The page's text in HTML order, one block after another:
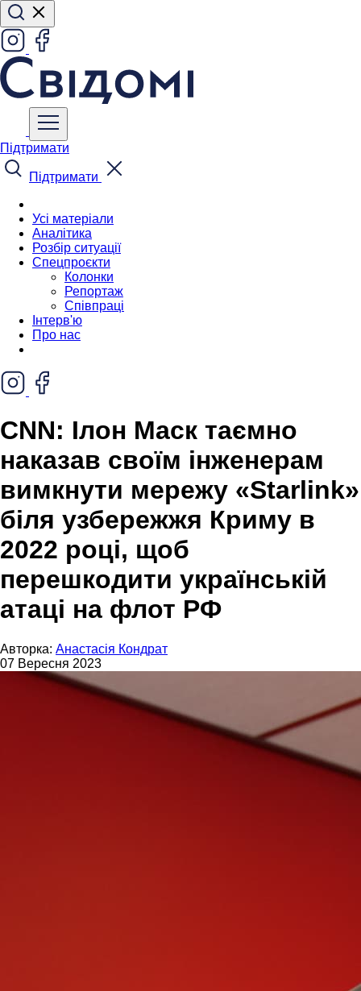
Підтримати
Підтримати
Усі матеріали
Аналітика
Розбір ситуації
Спецпроєкти
Колонки
Репортаж
Співпраці
Інтерв'ю
Про нас
CNN: Ілон Маск таємно
наказав своїм інженерам
вимкнути мережу «Starlink»
біля узбережжя Криму в
2022 році, щоб
перешкодити українській
атаці на флот РФ
Авторка: Анастасія Кондрат
07 Вересня 2023